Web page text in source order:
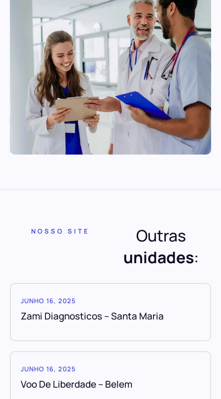
NOSSO SITE
Outras
unidades:
JUNHO 16, 2025
Zami Diagnosticos – Santa Maria
JUNHO 16, 2025
Voo De Liberdade – Belem